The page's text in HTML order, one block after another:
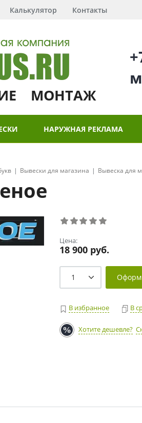
Калькулятор Контакты
МОНТАЖ
НАРУЖНАЯ РЕКЛАМА
Вывески для магазина Вывеска для
Цена:
18 900 руб.
В избранное В
Хотите дешевле?